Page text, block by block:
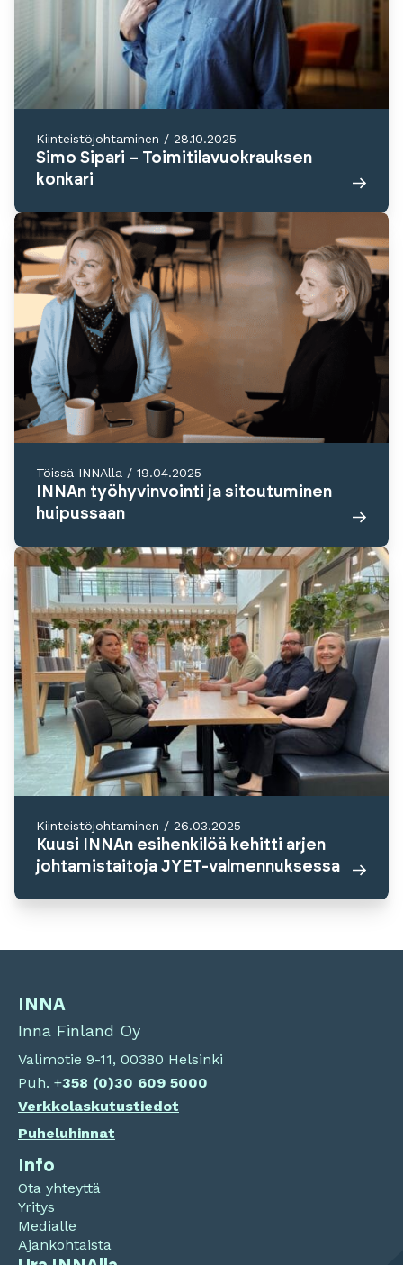
Kiinteistöjohtaminen / 28.10.2025
Simo Sipari – Toimitilavuokrauksen
konkari
Töissä INNAlla / 19.04.2025
INNAn työhyvinvointi ja sitoutuminen
huipussaan
Kiinteistöjohtaminen / 26.03.2025
Kuusi INNAn esihenkilöä kehitti arjen
johtamistaitoja JYET-valmennuksessa
INNA
Inna Finland Oy
Valimotie 9-11, 00380 Helsinki
Puh. +358 (0)30 609 5000
Verkkolaskutustiedot
Puheluhinnat
Info
Ota yhteyttä
Yritys
Medialle
Ajankohtaista